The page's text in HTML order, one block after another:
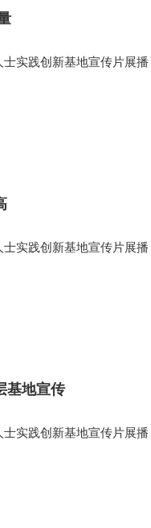
实践创新基地宣传片展播
实践创新基地宣传片展播
基地宣传
实践创新基地宣传片展播